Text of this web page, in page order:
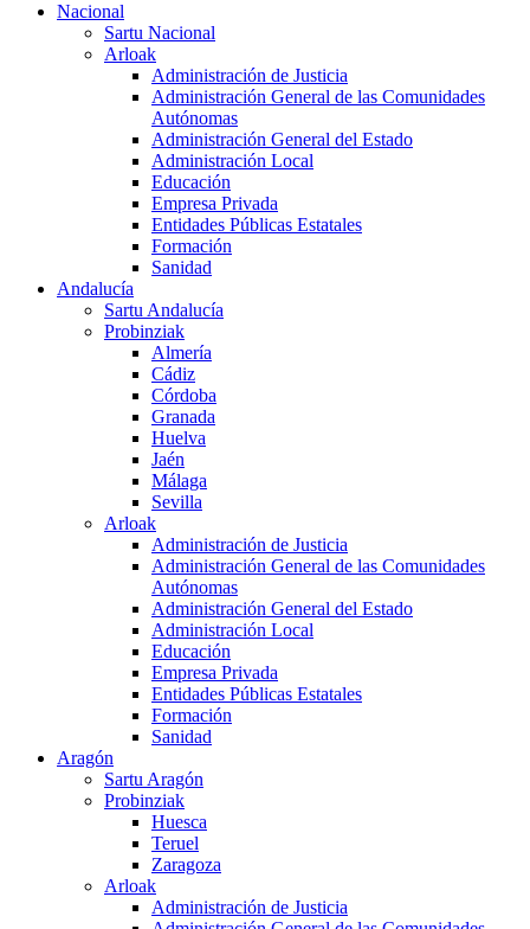
Nacional
Sartu Nacional
Arloak
Administración de Justicia
Administración General de las Comunidades
Autónomas
Administración General del Estado
Administración Local
Educación
Empresa Privada
Entidades Públicas Estatales
Formación
Sanidad
Andalucía
Sartu Andalucía
Probinziak
Almería
Cádiz
Córdoba
Granada
Huelva
Jaén
Málaga
Sevilla
Arloak
Administración de Justicia
Administración General de las Comunidades
Autónomas
Administración General del Estado
Administración Local
Educación
Empresa Privada
Entidades Públicas Estatales
Formación
Sanidad
Aragón
Sartu Aragón
Probinziak
Huesca
Teruel
Zaragoza
Arloak
Administración de Justicia